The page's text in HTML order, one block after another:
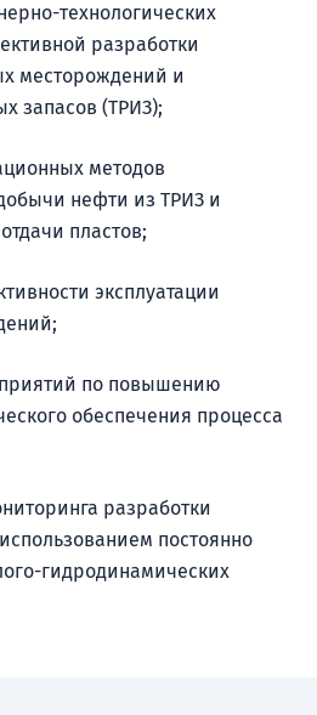
технологических
разработки
месторождений и
запасов (ТРИЗ);
методов
нефти из ТРИЗ и
пластов;
эксплуатации
по повышению
обеспечения процесса
разработки
постоянно
гидродинамических